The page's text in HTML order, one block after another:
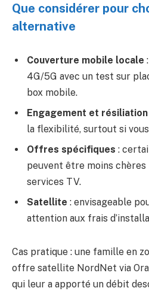
Que considérer pour
alternative
Couverture mobile locale
4G/5G avec un test sur
box mobile.
Engagement et résiliation
la flexibilité, surtout si
Offres spécifiques :
peuvent être moins chères
services TV.
Satellite : envisageable
attention aux frais
Cas pratique : une famille en
offre satellite NordNet via
qui leur a apporté un débit